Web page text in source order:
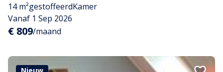
14 m²gestoffeerdKamer
Vanaf 1 Sep 2026
€ 809/maand